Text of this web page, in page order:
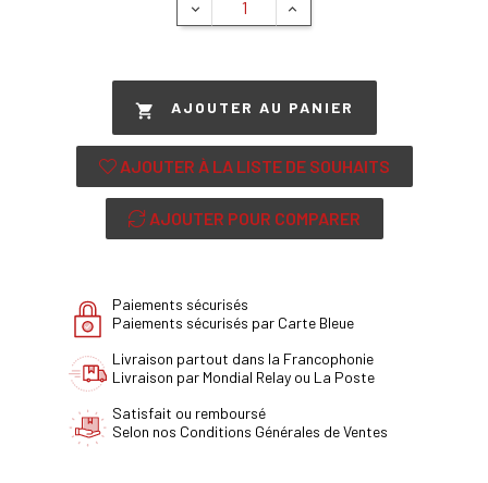
 AJOUTER AU PANIER
AJOUTER À LA LISTE DE SOUHAITS
AJOUTER POUR COMPARER
Paiements sécurisés
Paiements sécurisés par Carte Bleue
Livraison partout dans la Francophonie
Livraison par Mondial Relay ou La Poste
Satisfait ou remboursé
Selon nos Conditions Générales de Ventes